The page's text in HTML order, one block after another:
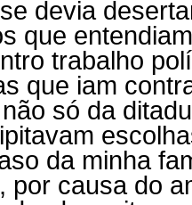
devia
que
trabalho
que iam
só da
da minha
por causa do